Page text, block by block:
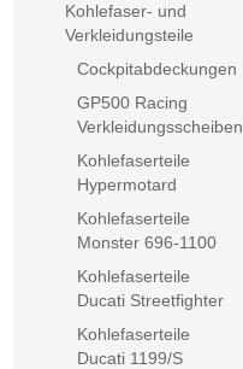
Kohlefaser- und
Verkleidungsteile
Cockpitabdeckungen
GP500 Racing
Verkleidungsscheiben
Kohlefaserteile
Hypermotard
Kohlefaserteile
Monster 696-1100
Kohlefaserteile
Ducati Streetfighter
Kohlefaserteile
Ducati 1199/S